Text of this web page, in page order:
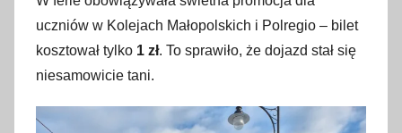
uczniów w Kolejach Małopolskich i Polregio – bilet
kosztował tylko 1 zł. To sprawiło, że dojazd stał się
niesamowicie tani.